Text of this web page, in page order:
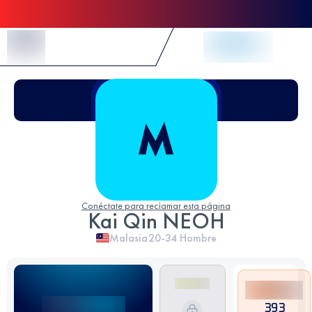
Conéctate para reclamar esta página
Kai Qin NEOH
Malasia20-34 Hombre
393